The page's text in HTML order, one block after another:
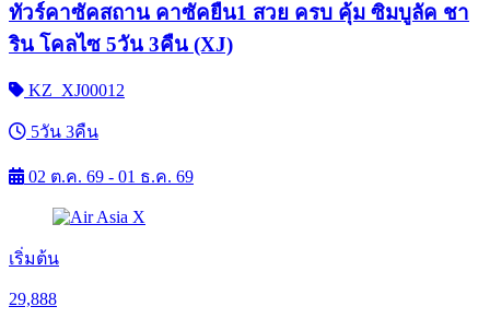
ทัวร์คาซัคสถาน คาซัคยืน1 สวย ครบ คุ้ม ซิมบูลัค ชา
ริน โคลไซ 5วัน 3คืน (XJ)
KZ_XJ00012
5วัน 3คืน
02 ต.ค. 69 - 01 ธ.ค. 69
เริ่มต้น
29,888